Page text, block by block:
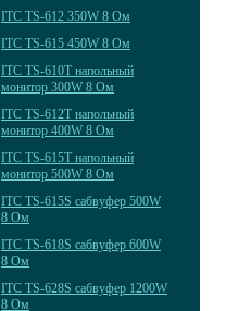
ITC TS-612 350W 8 Ом
ITC TS-615 450W 8 Ом
ITC TS-610T напольный
монитор 300W 8 Ом
ITC TS-612T напольный
монитор 400W 8 Ом
ITC TS-615T напольный
монитор 500W 8 Ом
ITC TS-615S сабвуфер 500W
8 Ом
ITC TS-618S сабвуфер 600W
8 Ом
ITC TS-628S сабвуфер 1200W
8 Ом